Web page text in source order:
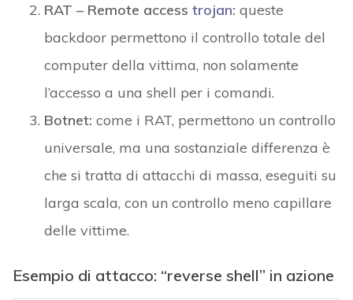
RAT – Remote access trojan: queste
backdoor permettono il controllo totale del
computer della vittima, non solamente
l’accesso a una shell per i comandi.
Botnet: come i RAT, permettono un controllo
universale, ma una sostanziale differenza è
che si tratta di attacchi di massa, eseguiti su
larga scala, con un controllo meno capillare
delle vittime.
Esempio di attacco: “reverse shell” in azione